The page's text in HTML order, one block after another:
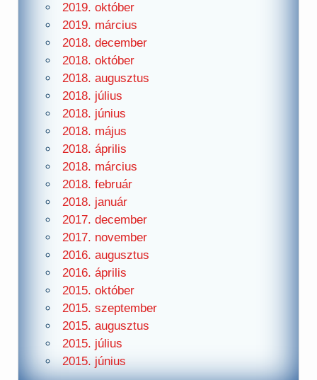
2019. október
2019. március
2018. december
2018. október
2018. augusztus
2018. július
2018. június
2018. május
2018. április
2018. március
2018. február
2018. január
2017. december
2017. november
2016. augusztus
2016. április
2015. október
2015. szeptember
2015. augusztus
2015. július
2015. június